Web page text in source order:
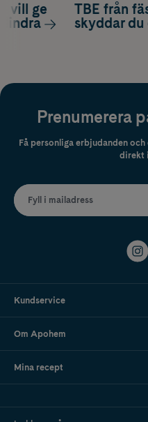
vill ge
lindra
TBE från
skyddar du
Prenumerera
Få personliga erbjudanden
direkt
Fyll i mailadress
Kundservice
Om Apohem
Mina recept